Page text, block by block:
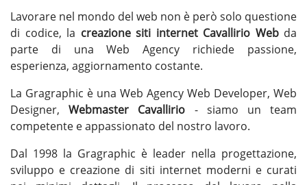
Lavorare nel mondo del web non è però solo questione
di codice, la creazione siti internet Cavallirio Webda
parte di una Web Agency richiede passione,
esperienza, aggiornamento costante.
La Gragraphic è una Web Agency Web Developer, Web
Designer,Webmaster Cavallirio - siamo un team
competente e appassionato del nostro lavoro.
Dal 1998 la Gragraphic è leader nella progettazione,
sviluppo e creazione di siti internet moderni e curati